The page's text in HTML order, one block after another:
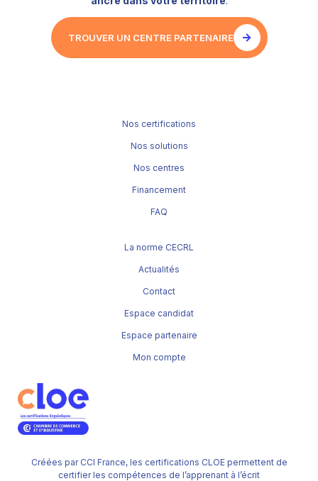
TROUVER UN CENTRE PARTENAIRE
Créées par CCI France, les certifications CLOE permettent de
certifier les compétences de l’apprenant à l’écrit
Nos certifications
Nos solutions
Nos centres
Financement
FAQ
La norme CECRL
Actualités
Contact
Espace candidat
Espace partenaire
Mon compte